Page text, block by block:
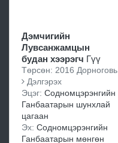
Дэмчигийн
Лувсанжамцын
будан хээрэгч Гүү
Төрсөн: 2016 Дорноговь
Дэлгэрэх
Эцэг: Содномцэрэнгийн
Ганбаатарын шунхлай
цагаан
Эх: Содномцэрэнгийн
Ганбаатарын мөнгөн